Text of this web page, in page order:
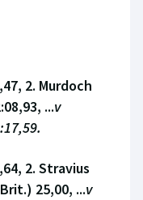
2. Murdoch
...v
2. Stravius
25,00, ...v